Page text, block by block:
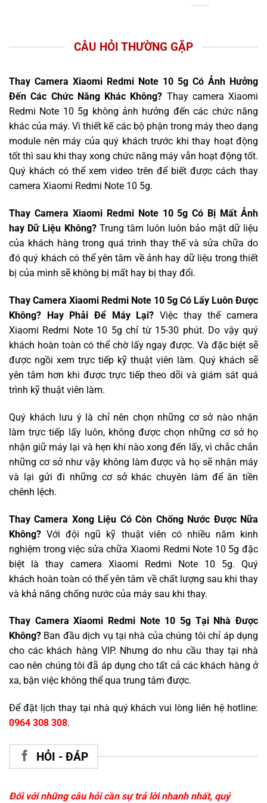
CÂU HỎI THƯỜNG GẶP
Thay Camera Xiaomi Redmi Note 10 5g Có Ảnh Hưởng
Đến Các Chức Năng Khác Không? Thay camera Xiaomi
Redmi Note 10 5g không ảnh hưởng đến các chức năng
khác của máy. Vì thiết kế các bộ phận trong máy theo dạng
module nên máy của quý khách trước khi thay hoạt động
tốt thì sau khi thay xong chức năng máy vẫn hoạt động tốt.
Quý khách có thể xem video trên để biết được cách thay
camera Xiaomi Redmi Note 10 5g.
Thay Camera Xiaomi Redmi Note 10 5g Có Bị Mất Ảnh
hay Dữ Liệu Không?Trung tâm luôn luôn bảo mật dữ liệu
của khách hàng trong quá trình thay thế và sửa chữa do
đó quý khách có thể yên tâm về ảnh hay dữ liệu trong thiết
bị của mình sẽ không bị mất hay bị thay đổi.
Thay Camera Xiaomi Redmi Note 10 5g Có Lấy Luôn Được
Không? Hay Phải Để Máy Lại? Việc thay thế camera
Xiaomi Redmi Note 10 5g chỉ từ 15-30 phút. Do vậy quý
khách hoàn toàn có thể chờ lấy ngay được. Và đặc biệt sẽ
được ngồi xem trực tiếp kỹ thuật viên làm. Quý khách sẽ
yên tâm hơn khi được trực tiếp theo dõi và giám sát quá
trình kỹ thuật viên làm.
Quý khách lưu ý là chỉ nên chọn những cơ sở nào nhận
làm trực tiếp lấy luôn, không được chọn những cơ sở họ
nhận giữ máy lại và hẹn khi nào xong đến lấy, vì chắc chắn
những cơ sở như vậy không làm được và họ sẽ nhận máy
và lại gửi đi những cơ sở khác chuyên làm để ăn tiền
chênh lệch.
Thay Camera Xong Liệu Có Còn Chống Nước Được Nữa
Không? Với đội ngũ kỹ thuật viên có nhiều năm kinh
nghiệm trong việc sửa chữa Xiaomi Redmi Note 10 5g đặc
biệt là thay camera Xiaomi Redmi Note 10 5g. Quý
khách hoàn toàn có thể yên tâm về chất lượng sau khi thay
và khả năng chống nước của máy sau khi thay.
Thay Camera Xiaomi Redmi Note 10 5g Tại Nhà Được
Không? Ban đầu dịch vụ tại nhà của chúng tôi chỉ áp dụng
cho các khách hàng VIP. Nhưng do nhu cầu thay tại nhà
cao nên chúng tôi đã áp dụng cho tất cả các khách hàng ở
xa, bận việc không thể qua trung tâm được.
Để đặt lịch thay tại nhà quý khách vui lòng liên hệ hotline:
0964 308 308.
HỎI - ĐÁP
Đối với những câu hỏi cần sự trả lời nhanh nhất, quý